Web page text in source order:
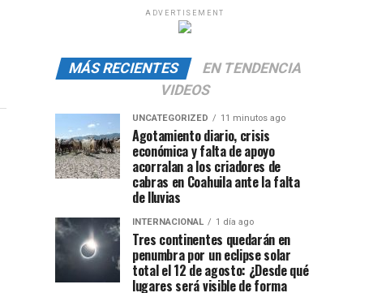
ADVERTISEMENT
MÁS RECIENTES
EN TENDENCIA
VIDEOS
UNCATEGORIZED 11 minutos ago
Agotamiento diario, crisis
económica y falta de apoyo
acorralan a los criadores de
cabras en Coahuila ante la falta
de lluvias
INTERNACIONAL 1 día ago
Tres continentes quedarán en
penumbra por un eclipse solar
total el 12 de agosto: ¿Desde qué
lugares será visible de forma